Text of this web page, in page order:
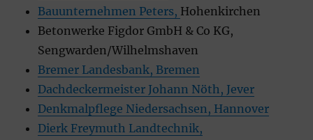
Bauunternehmen Peters, Hohenkirchen
Betonwerke Figdor GmbH & Co KG,
Sengwarden/Wilhelmshaven
Bremer Landesbank, Bremen
Dachdeckermeister Johann Nöth, Jever
Denkmalpflege Niedersachsen, Hannover
Dierk Freymuth Landtechnik,